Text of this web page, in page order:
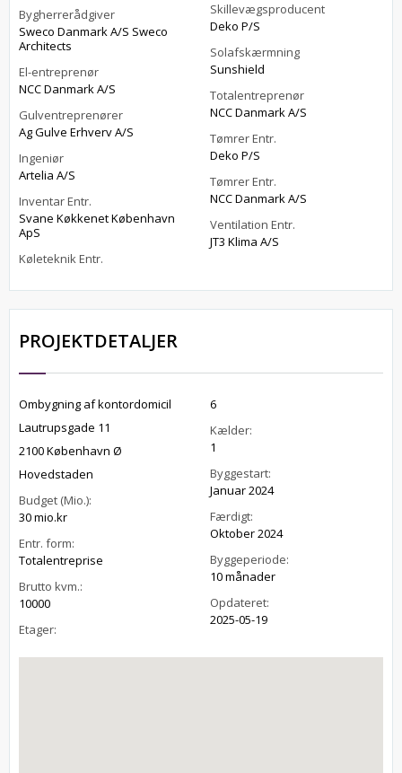
Bygherrerådgiver
Sweco Danmark A/S Sweco
Architects
El-entreprenør
NCC Danmark A/S
Gulventreprenører
Ag Gulve Erhverv A/S
Ingeniør
Artelia A/S
Inventar Entr.
Svane Køkkenet København
ApS
Køleteknik Entr.
Skillevægsproducent
Deko P/S
Solafskærmning
Sunshield
Totalentreprenør
NCC Danmark A/S
Tømrer Entr.
Deko P/S
Tømrer Entr.
NCC Danmark A/S
Ventilation Entr.
JT3 Klima A/S
PROJEKTDETALJER
Ombygning af kontordomicil
Lautrupsgade 11
2100 København Ø
Hovedstaden
Budget (Mio.):
30 mio.kr
Entr. form:
Totalentreprise
Brutto kvm.:
10000
Etager:
6
Kælder:
1
Byggestart:
Januar 2024
Færdigt:
Oktober 2024
Byggeperiode:
10 månader
Opdateret:
2025-05-19